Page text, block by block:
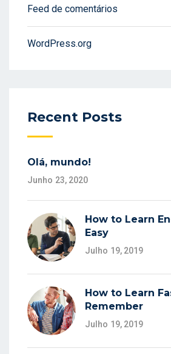
Feed de comentários
WordPress.org
Recent Posts
Olá, mundo!
Junho 23, 2020
How to Learn
Easy
Julho 19, 2019
How to Learn
Remember
Julho 19, 2019